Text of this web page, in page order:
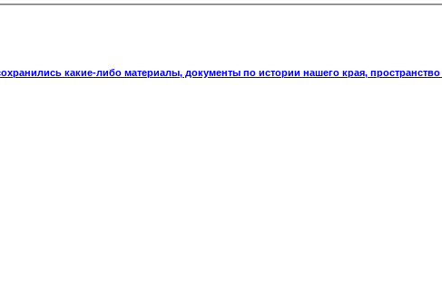
какие-либо материалы, документы по истории нашего края,